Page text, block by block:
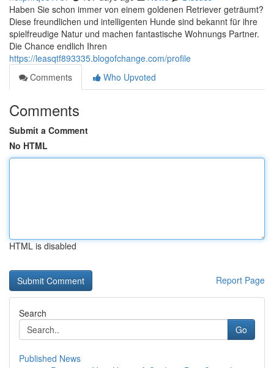
Haben Sie schon immer von einem goldenen Retriever geträumt?
Diese freundlichen und intelligenten Hunde sind bekannt für ihre
spielfreudige Natur und machen fantastische Wohnungs Partner.
Die Chance endlich Ihren
https://leasqtf893335.blogofchange.com/profile
Comments
Who Upvoted
Comments
Submit a Comment
No HTML
HTML is disabled
Report Page
Search
Go
Published News